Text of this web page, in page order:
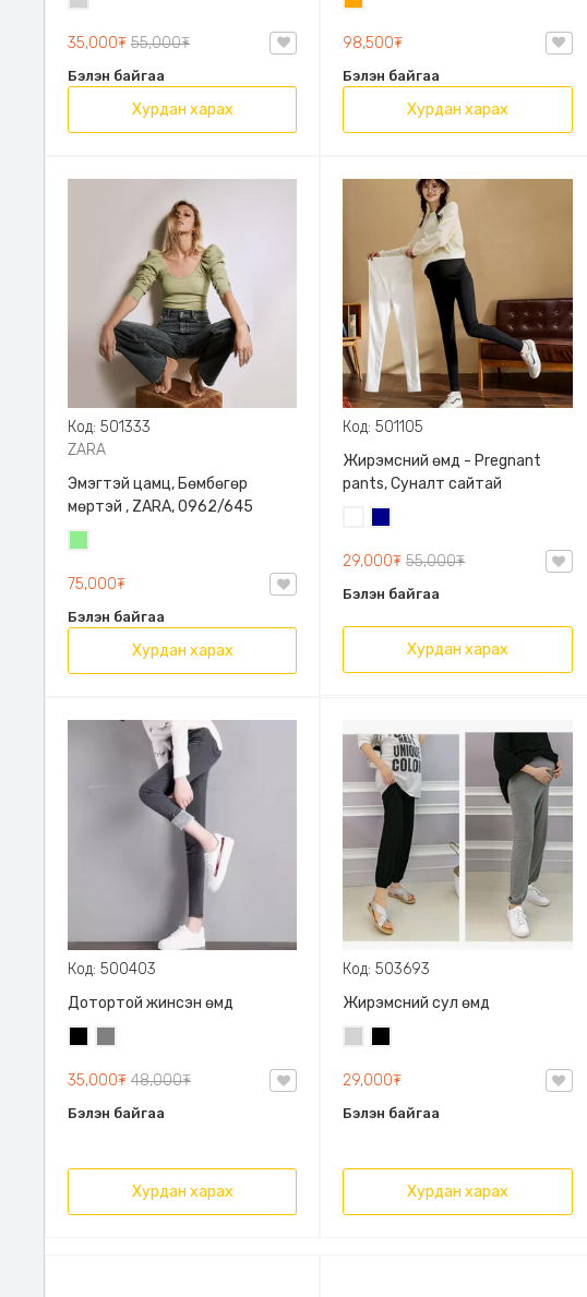
35,000₮ 55,000₮
Бэлэн байгаа
Хурдан харах
таарна, ZARA, 8779/458/615,
Урт ханцуйтай
98,500₮
Бэлэн байгаа
Хурдан харах
Код: 501333
ZARA
Эмэгтэй цамц, Бөмбөгөр
мөртэй , ZARA, 0962/645
75,000₮
Бэлэн байгаа
Хурдан харах
Код: 501105
Жирэмсний өмд - Pregnant
pants, Суналт сайтай
29,000₮55,000₮
Бэлэн байгаа
Хурдан харах
Код: 500403
Дотортой жинсэн өмд
35,000₮ 48,000₮
Бэлэн байгаа
Хурдан харах
Код: 503693
Жирэмсний сул өмд
29,000₮
Бэлэн байгаа
Хурдан харах